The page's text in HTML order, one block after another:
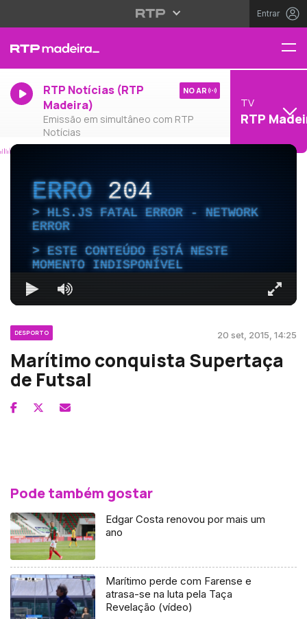
Entrar
RTP Notícias (RTP
Madeira)
Emissão em simultâneo com RTP
Notícias
NO AR
TV
RTP
ERRO204
HLS.JS FATAL ERROR - NETWORK
ERROR
ESTE CONTEÚDO ESTÁ NESTE
MOMENTO INDISPONÍVEL
DESPORTO 20 set, 2015, 14:25
Marítimo conquista Supertaça
de Futsal
Pode também gostar
Edgar Costa renovou por mais um
ano
Marítimo perde com Farense e
atrasa-se na luta pela Taça
Revelação (vídeo)